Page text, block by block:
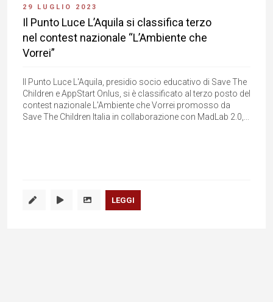
29 LUGLIO 2023
Il Punto Luce L’Aquila si classifica terzo
nel contest nazionale “L’Ambiente che
Vorrei”
Il Punto Luce L'Aquila, presidio socio educativo di Save The
Children e AppStart Onlus, si è classificato al terzo posto del
contest nazionale L'Ambiente che Vorrei promosso da
Save The Children Italia in collaborazione con MadLab 2.0,...
LEGGI